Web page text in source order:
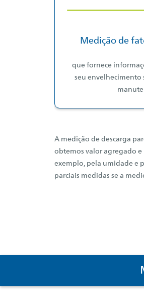
Medição de
que fornece
seu envelhecimento
A medição de descarga
obtemos valor agregado e
exemplo, pela umidade e
parciais medidas se a